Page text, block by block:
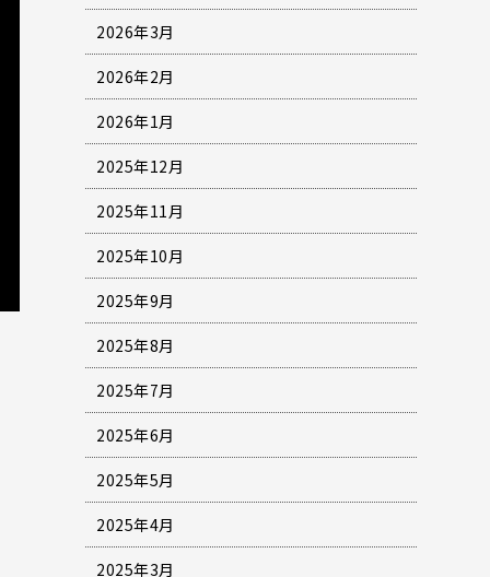
2026年3月
2026年2月
2026年1月
2025年12月
2025年11月
2025年10月
2025年9月
2025年8月
2025年7月
2025年6月
2025年5月
2025年4月
2025年3月